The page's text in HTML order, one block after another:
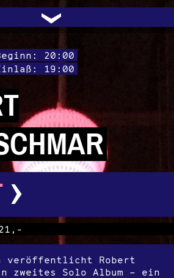
PROGRAMM
ARCHIV
AUDIO|VIDEO
LICHTBLICKE
TRANSIT
OFFENE TÜR
FACEBOOK
INSTAGRAM
KONTAKT
TRAFO
UNTERSTÜTZEN
POLITIK
›
›
20:00
19:00
veröffentlicht Robert
zweites Solo Album – ein